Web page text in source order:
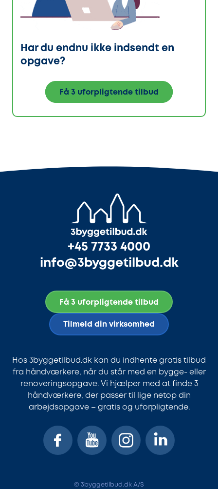
Har du endnu ikke indsendt en
opgave?
Få 3 uforpligtende tilbud
+45 7733 4000
info@3byggetilbud.dk
Få 3 uforpligtende tilbud
Tilmeld din virksomhed
Hos 3byggetilbud.dk kan du indhente gratis tilbud
fra håndværkere, når du står med en bygge- eller
renoveringsopgave. Vi hjælper med at finde 3
håndværkere, der passer til lige netop din
arbejdsopgave – gratis og uforpligtende.
© 3byggetilbud.dk A/S